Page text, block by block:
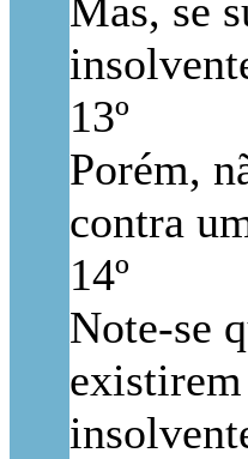
Mas, se
13º
Porém,
contra
14º
Note-se